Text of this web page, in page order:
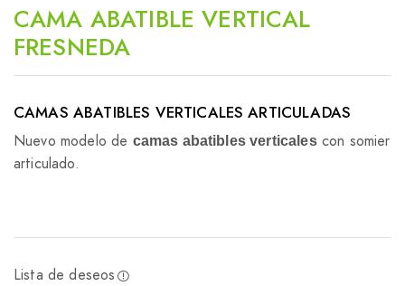
CAMA ABATIBLE VERTICAL
FRESNEDA
CAMAS ABATIBLES VERTICALES ARTICULADAS
Nuevo modelo de camas abatibles verticalescon somier
articulado.
Lista de deseos